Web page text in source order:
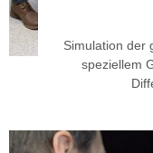
Simulation der
speziellem